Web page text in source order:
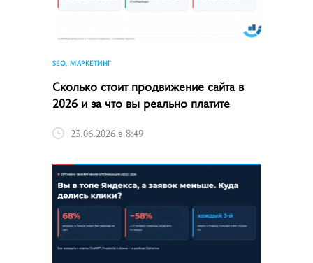
SEO, МАРКЕТИНГ
Сколько стоит продвижение сайта в
2026 и за что вы реально платите
23.06.2026 в 8:49